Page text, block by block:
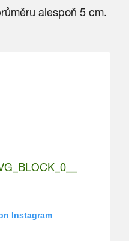
alespoň 5 cm.
Instagram